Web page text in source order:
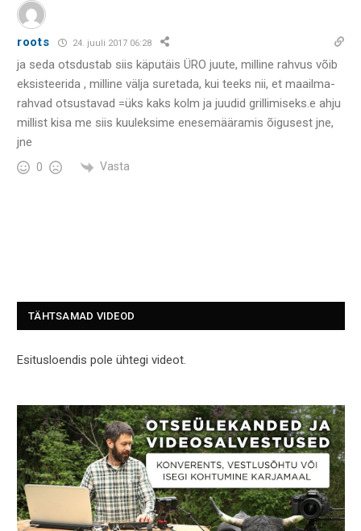
roots 24. juuli 2017 06:28
ja seda otsdustab siis käputäis ÜRO juute, milline rahvus võib
eksisteerida , milline välja suretada, kui teeks nii, et maailma-
rahvad otsustavad =üks kaks kolm ja juudid grillimiseks.e ahju
millist kisa me siis kuuleksime enesemääramis õigusest jne,
jne
0 Vasta
TÄHTSAMAD VIDEOD
Esitusloendis pole ühtegi videot.